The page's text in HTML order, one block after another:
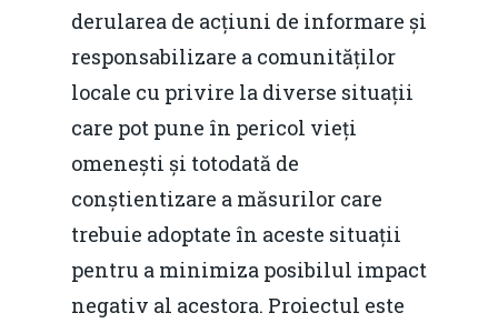
derularea de acțiuni de informare și
responsabilizare a comunităților
locale cu privire la diverse situații
care pot pune în pericol vieți
omenești și totodată de
conștientizare a măsurilor care
trebuie adoptate în aceste situații
pentru a minimiza posibilul impact
negativ al acestora. Proiectul este